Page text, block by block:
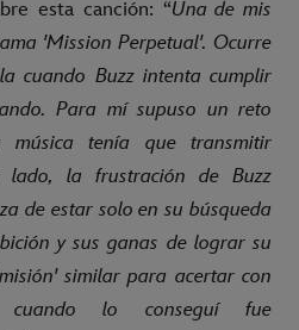
esta canción: “Una de mis
'Mission Perpetual'. Ocurre
cuando Buzz intenta cumplir
Para mí supuso un reto
música tenía que transmitir
lado, la frustración de Buzz
de estar solo en su búsqueda
y sus ganas de lograr su
similar para acertar con
lo conseguí fue